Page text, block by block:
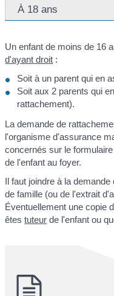
À 18 ans
Un enfant de moins de 16
d'ayant droit :
Soit à un parent qui en
Soit aux 2 parents qui
rattachement).
La demande de
l'organisme d'assurance
concernés sur le
de l'enfant au foyer.
Il faut joindre à la
de famille (ou de l'extrait
Éventuellement une copie
êtestuteur de l'enfant ou